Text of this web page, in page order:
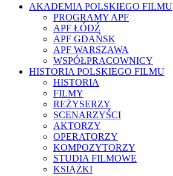
AKADEMIA POLSKIEGO FILMU
PROGRAMY APF
APF ŁÓDŹ
APF GDAŃSK
APF WARSZAWA
WSPÓŁPRACOWNICY
HISTORIA POLSKIEGO FILMU
HISTORIA
FILMY
REŻYSERZY
SCENARZYŚCI
AKTORZY
OPERATORZY
KOMPOZYTORZY
STUDIA FILMOWE
KSIĄŻKI